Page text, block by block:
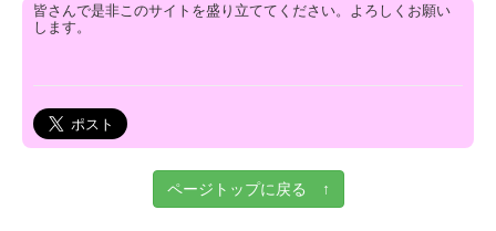
皆さんで是非このサイトを盛り立ててください。よろしくお願い
します。
ページトップに戻る ↑